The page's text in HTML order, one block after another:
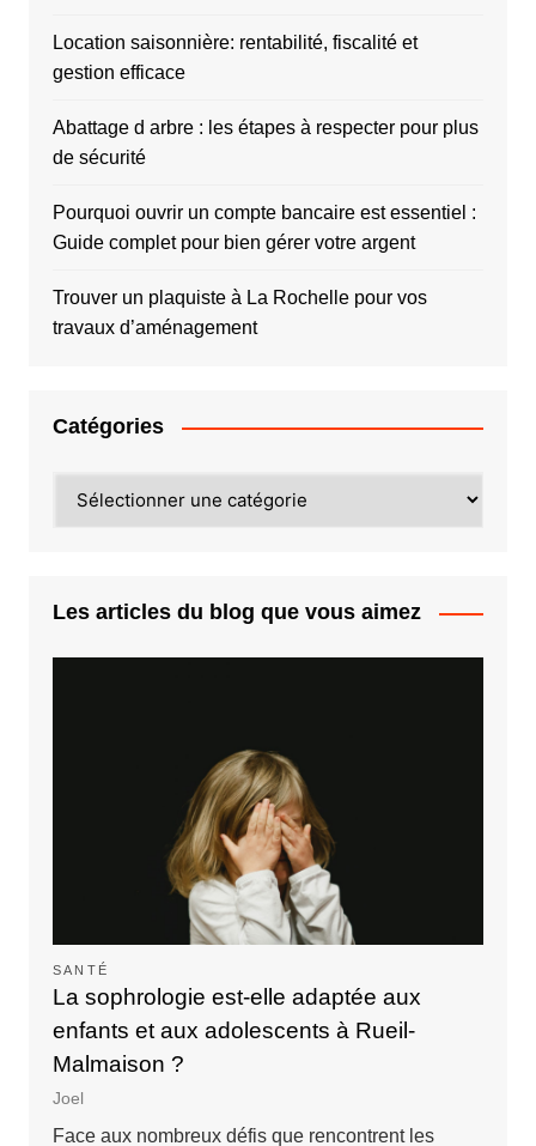
Location saisonnière: rentabilité, fiscalité et
gestion efficace
Abattage d arbre : les étapes à respecter pour plus
de sécurité
Pourquoi ouvrir un compte bancaire est essentiel :
Guide complet pour bien gérer votre argent
Trouver un plaquiste à La Rochelle pour vos
travaux d’aménagement
Catégories
Les articles du blog que vous aimez
SANTÉ
La sophrologie est-elle adaptée aux
enfants et aux adolescents à Rueil-
Malmaison ?
Joel
Face aux nombreux défis que rencontrent les